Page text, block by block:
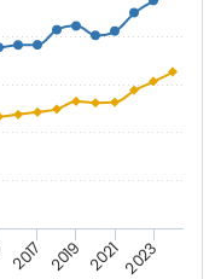
2017 2019 2021 2023